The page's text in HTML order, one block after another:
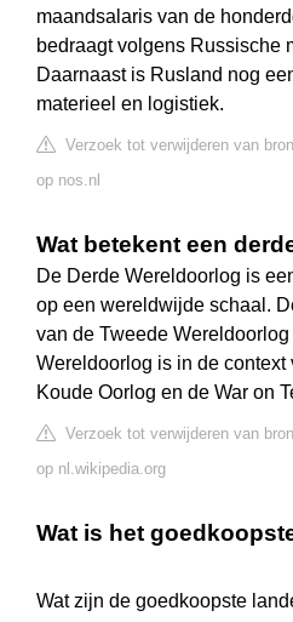
maandsalaris van de
bedraagt volgens Russische
Daarnaast is Rusland nog
materieel en logistiek.
Verzoek tot verwijderen van bron
op nos.nl
Wat betekent een
De Derde Wereldoorlog is
op een wereldwijde schaal.
van de Tweede
Wereldoorlog is in de context
Koude Oorlog en de War on
Verzoek tot verwijderen van bron
op nl.wikipedia.org
Wat is het
Wat zijn de goedkoopste